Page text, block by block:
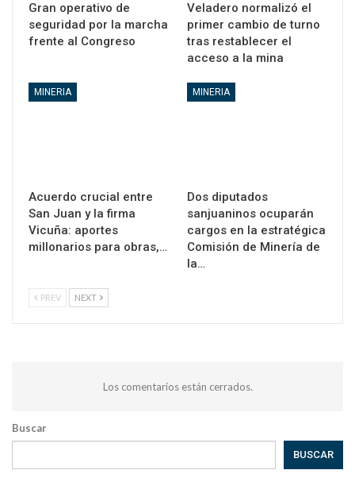
Gran operativo de
seguridad por la marcha
frente al Congreso
Veladero normalizó el
primer cambio de turno
tras restablecer el
acceso a la mina
MINERIA
Acuerdo crucial entre
San Juan y la firma
Vicuña: aportes
millonarios para obras,…
MINERIA
Dos diputados
sanjuaninos ocuparán
cargos en la estratégica
Comisión de Minería de
la…
PREV NEXT
Los comentarios están cerrados.
Buscar
BUSCAR